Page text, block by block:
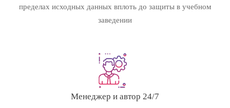
пределах исходных данных вплоть до защиты в учебном
заведении
Менеджер и автор 24/7